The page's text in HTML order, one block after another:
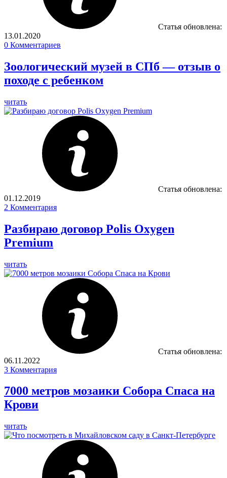
Статья обновлена:
13.01.2020
0 Комментариев
Зоологический музей в СПб — отзыв о
походе с ребенком
читать
Статья обновлена:
01.12.2019
2 Комментария
Разбираю договор Polis Oxygen
Premium
читать
Статья обновлена:
06.11.2022
3 Комментария
7000 метров мозаики Собора Спаса на
Крови
читать